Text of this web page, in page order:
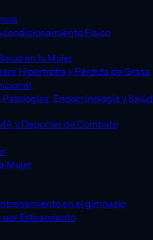
Físico
en la Mujer
Hipertrofia y Pérdida de Grasa
Endocrinología y Salud
y Deportes de Combate
Mujer
en el gimnasio
por Estiramiento